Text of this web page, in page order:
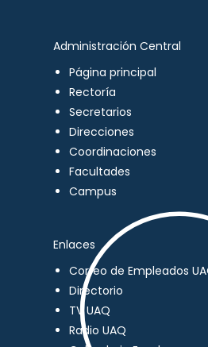
Administración Central
Página principal
Rectoría
Secretarios
Direcciones
Coordinaciones
Facultades
Campus
Enlaces
Correo de Empleados
Directorio
TV UAQ
Radio UAQ